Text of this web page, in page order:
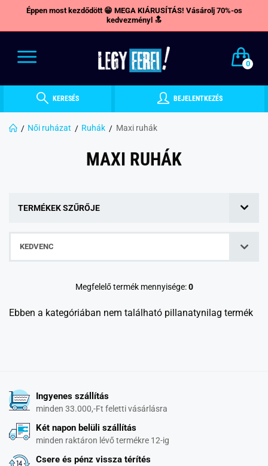
Éppen most kezdődött 😁 MEGA KIÁRUSÍTÁS! Vásárolj 70%-os
kedvezményl 🔝
0
KERESÉS BEJELENTKEZÉS
Női ruházat Ruhák Maxi ruhák
MAXI RUHÁK
TERMÉKEK SZŰRŐJE
KEDVENC
Megfelelő termék mennyisége:0
Ebben a kategóriában nem található pillanatynilag termék
Ingyenes szállítás
minden 33.000,-Ft feletti vásárlásra
Két napon belüli szállítás
minden raktáron lévő termékre 12-ig
Csere és pénz vissza térítés